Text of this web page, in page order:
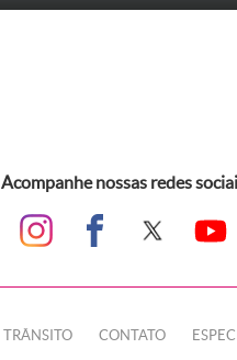
Acompanhe nossas redes
TRÂNSITO CONTATO